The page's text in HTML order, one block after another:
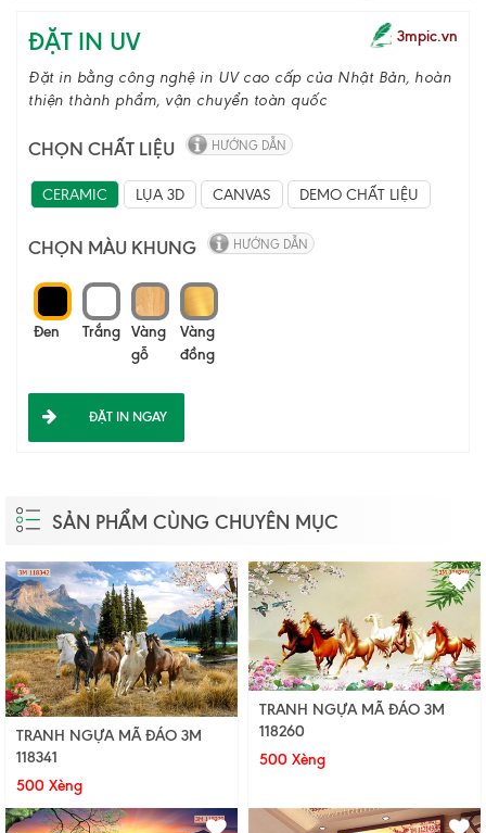
ĐẶT IN UV 3mpic.vn
Đặt in bằng công nghệ in UV cao cấp của Nhật Bản, hoàn
thiện thành phẩm, vận chuyển toàn quốc
CHỌN CHẤT LIỆU HƯỚNG DẪN
CERAMIC LỤA 3D CANVAS DEMO CHẤT LIỆU
CHỌN MÀU KHUNG HƯỚNG DẪN
Đen Trắng Vàng
gỗ
Vàng
đồng
ĐẶT IN NGAY
SẢN PHẨM CÙNG CHUYÊN MỤC
TRANH NGỰA MÃ ĐÁO 3M
118341
500 Xèng
TRANH NGỰA MÃ ĐÁO 3M
118260
500 Xèng